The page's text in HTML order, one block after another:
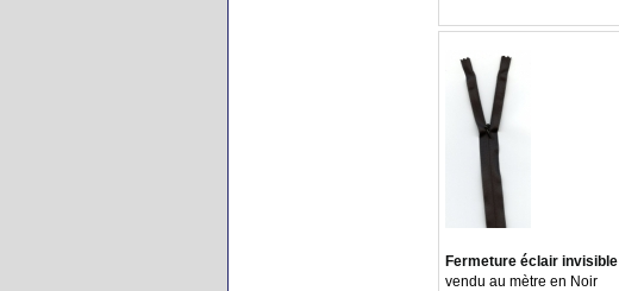
Fermeture éclair invisible
vendu au mètre en Noir